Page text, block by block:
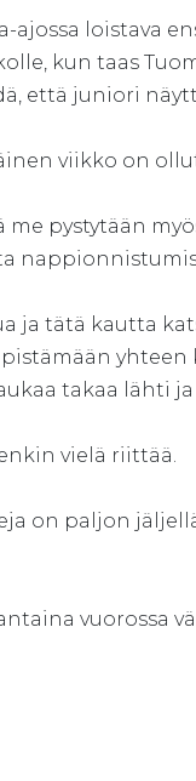
ajossa loistava
kun taas
että juniori
viikko on
me pystytään
ja tätä kautta
pistämään
takaa lähti
vielä riittää.
on paljon
vuorossa